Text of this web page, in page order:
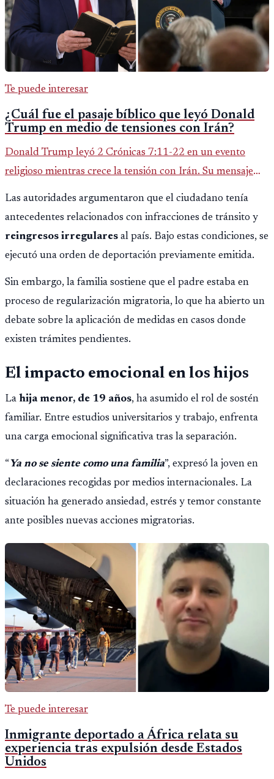
Te puede interesar
¿Cuál fue el pasaje bíblico que leyó Donald
Trump en medio de tensiones con Irán?
Donald Trump leyó 2 Crónicas 7:11-22 en un evento
religioso mientras crece la tensión con Irán. Su mensaje
reaviva el debate político, religioso y diplomático.
Las autoridades argumentaron que el ciudadano tenía
antecedentes relacionados con infracciones de tránsito y
reingresos irregulares al país. Bajo estas condiciones, se
ejecutó una orden de deportación previamente emitida.
Sin embargo, la familia sostiene que el padre estaba en
proceso de regularización migratoria, lo que ha abierto un
debate sobre la aplicación de medidas en casos donde
existen trámites pendientes.
El impacto emocional en los hijos
La hija menor, de 19 años, ha asumido el rol de sostén
familiar. Entre estudios universitarios y trabajo, enfrenta
una carga emocional significativa tras la separación.
“ Ya no se siente como una familia”, expresó la joven en
declaraciones recogidas por medios internacionales. La
situación ha generado ansiedad, estrés y temor constante
ante posibles nuevas acciones migratorias.
Te puede interesar
Inmigrante deportado a África relata su
experiencia tras expulsión desde Estados
Unidos